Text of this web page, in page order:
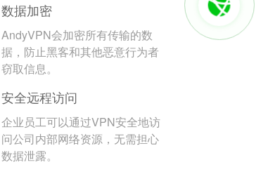
数据加密
AndyVPN会加密所有传输的数
据，防止黑客和其他恶意行为者
窃取信息。
安全远程访问
企业员工可以通过VPN安全地访
问公司内部网络资源，无需担心
数据泄露。